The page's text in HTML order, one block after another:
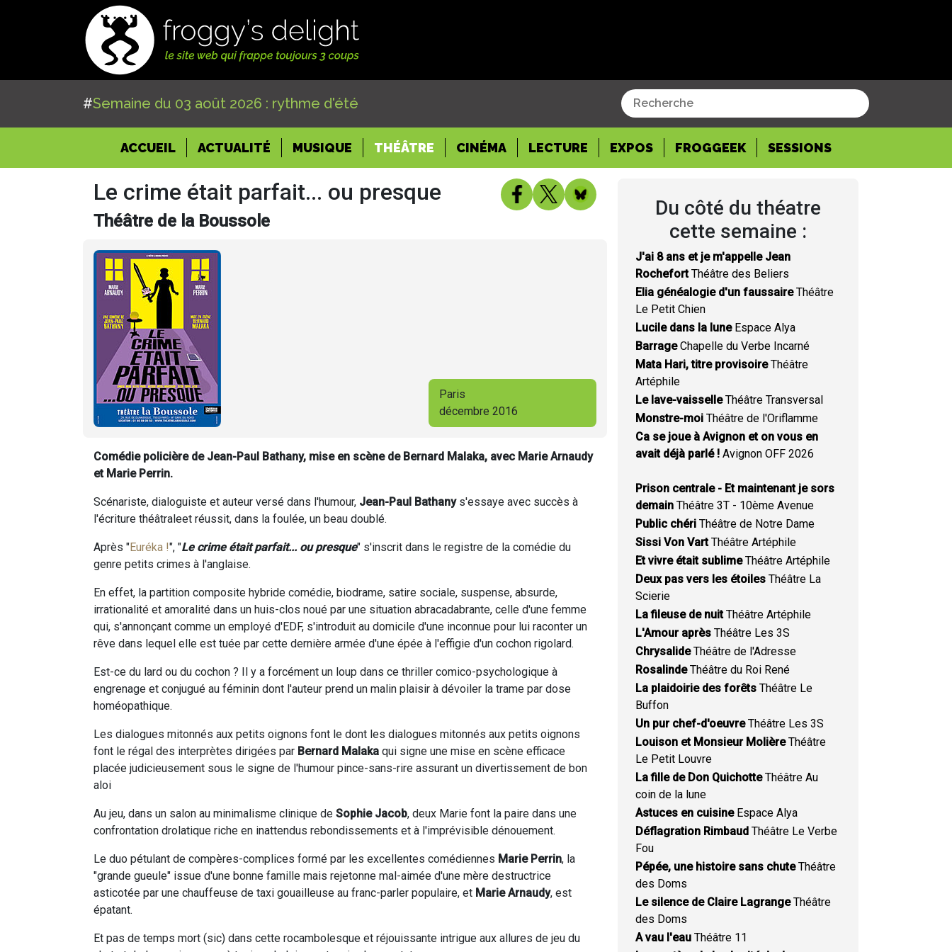
#Semaine du 03 août 2026 : rythme d'été
ACCUEIL(CURRENT)
ACTUALITÉ MUSIQUE THÉÂTRE CINÉMA LECTURE EXPOS FROGGEEK SESSIONS
Le crime était parfait... ou presque
Théâtre de la Boussole
Paris
décembre 2016
Comédie policière de Jean-Paul Bathany, mise en scène de Bernard Malaka, avec Marie Arnaudy
et Marie Perrin.
Scénariste, dialoguiste et auteur versé dans l'humour, Jean-Paul Bathanys'essaye avec succès à
l'écriture théâtraleet réussit, dans la foulée, un beau doublé.
Après "Euréka !", "Le crime était parfait... ou presque" s'inscrit dans le registre de la comédie du
genre petits crimes à l'anglaise.
En effet, la partition composite hybride comédie, biodrame, satire sociale, suspense, absurde,
irrationalité et amoralité dans un huis-clos noué par une situation abracadabrante, celle d'une femme
qui, s'annonçant comme un employé d'EDF, s'introduit au domicile d'une inconnue pour lui raconter un
rêve dans lequel elle est tuée par cette dernière armée d'une épée à l'effigie d'un cochon rigolard.
Est-ce du lard ou du cochon ? Il y a forcément un loup dans ce thriller comico-psychologique à
engrenage et conjugué au féminin dont l'auteur prend un malin plaisir à dévoiler la trame par dose
homéopathique.
Les dialogues mitonnés aux petits oignons font le dont les dialogues mitonnés aux petits oignons
font le régal des interprètes dirigées par Bernard Malaka qui signe une mise en scène efficace
placée judicieusement sous le signe de l'humour pince-sans-rire assurant un divertissement de bon
aloi
Au jeu, dans un salon au minimalisme clinique de Sophie Jacob, deux Marie font la paire dans une
confrontation drolatique riche en inattendus rebondissements et à l'imprévisible dénouement.
Le duo pétulant de compères-complices formé par les excellentes comédiennes Marie Perrin, la
"grande gueule" issue d'une bonne famille mais rejetonne mal-aimée d'une mère destructrice
asticotée par une chauffeuse de taxi gouailleuse au franc-parler populaire, et Marie Arnaudy, est
épatant.
Et pas de temps mort (sic) dans cette rocambolesque et réjouissante intrigue aux allures de jeu du
Du côté du théatre
cette semaine :
J'ai 8 ans et je m'appelle Jean
RochefortThéâtre des Beliers
Elia généalogie d'un faussaireThéâtre
Le Petit Chien
Lucile dans la luneEspace Alya
BarrageChapelle du Verbe Incarné
Mata Hari, titre provisoireThéâtre
Artéphile
Le lave-vaisselleThéâtre Transversal
Monstre-moi Théâtre de l'Oriflamme
Ca se joue à Avignon et on vous en
avait déjà parlé ! Avignon OFF 2026
Prison centrale - Et maintenant je sors
demain Théâtre 3T - 10ème Avenue
Public chéri Théâtre de Notre Dame
Sissi Von VartThéâtre Artéphile
Et vivre était sublimeThéâtre Artéphile
Deux pas vers les étoiles Théâtre La
Scierie
La fileuse de nuitThéâtre Artéphile
L'Amour après Théâtre Les 3S
ChrysalideThéâtre de l'Adresse
RosalindeThéâtre du Roi René
La plaidoirie des forêts Théâtre Le
Buffon
Un pur chef-d'oeuvreThéâtre Les 3S
Louison et Monsieur MolièreThéâtre
Le Petit Louvre
La fille de Don QuichotteThéâtre Au
coin de la lune
Astuces en cuisineEspace Alya
Déflagration Rimbaud Théâtre Le Verbe
Fou
Pépée, une histoire sans chuteThéâtre
des Doms
Le silence de Claire LagrangeThéâtre
des Doms
A vau l'eau Théâtre 11